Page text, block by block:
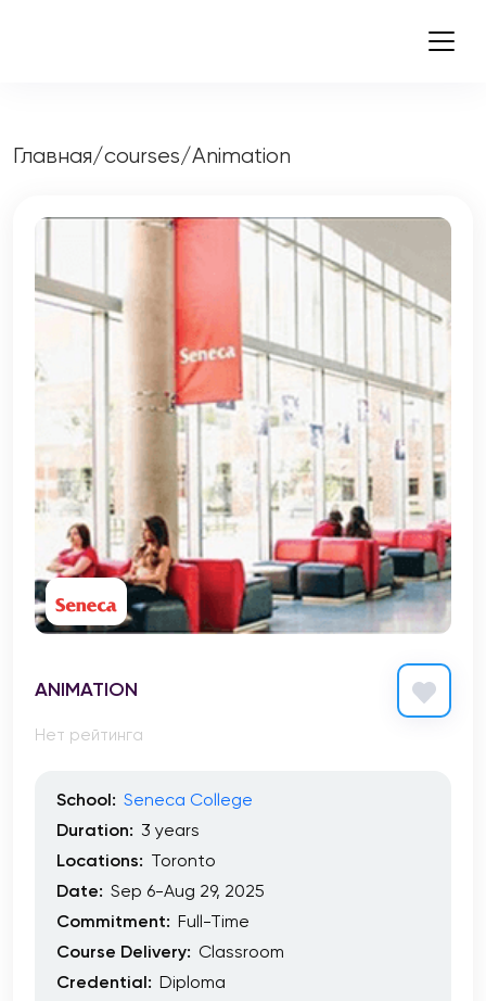
Главная/courses/Animation
ANIMATION
Нет рейтинга
School: Seneca College
Duration: 3 years
Locations: Toronto
Date: Sep 6-Aug 29, 2025
Commitment: Full-Time
Course Delivery: Classroom
Credential: Diploma